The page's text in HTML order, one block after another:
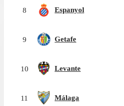
8 Espanyol
9 Getafe
10 Levante
11 Málaga